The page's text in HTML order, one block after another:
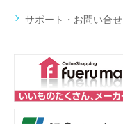
サポート・お問い合せ